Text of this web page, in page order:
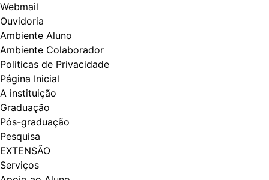
Webmail
Ouvidoria
Ambiente Aluno
Ambiente Colaborador
Politicas de Privacidade
Página Inicial
A instituição
Graduação
Pós-graduação
Pesquisa
EXTENSÃO
Serviços